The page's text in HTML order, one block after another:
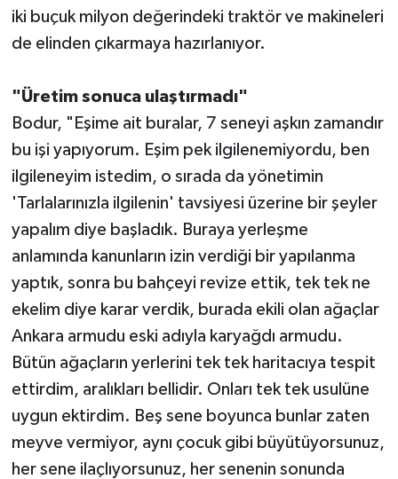
iki buçuk milyon değerindeki traktör ve makineleri
de elinden çıkarmaya hazırlanıyor.
"Üretim sonuca ulaştırmadı"
Bodur, "Eşime ait buralar, 7 seneyi aşkın zamandır
bu işi yapıyorum. Eşim pek ilgilenemiyordu, ben
ilgileneyim istedim, o sırada da yönetimin
'Tarlalarınızla ilgilenin' tavsiyesi üzerine bir şeyler
yapalım diye başladık. Buraya yerleşme
anlamında kanunların izin verdiği bir yapılanma
yaptık, sonra bu bahçeyi revize ettik, tek tek ne
ekelim diye karar verdik, burada ekili olan ağaçlar
Ankara armudu eski adıyla karyağdı armudu.
Bütün ağaçların yerlerini tek tek haritacıya tespit
ettirdim, aralıkları bellidir. Onları tek tek usulüne
uygun ektirdim. Beş sene boyunca bunlar zaten
meyve vermiyor, aynı çocuk gibi büyütüyorsunuz,
her sene ilaçlıyorsunuz, her senenin sonunda
Yaşam